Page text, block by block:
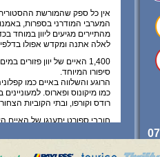
אין כל ספק שהמורשת
המערבי המודרני בספרות,
מהתיירים מגיעים ליוון במוחד
לאלה אתנה ומקדש אפולו
1,400 האיים של יוון
סיפורו המיוחד.
הרוגע והשלווה באיים כמו
כמו מיקונוס ופארוס.
רודס וקורפו, ובתי הקוביות
חובבי ספורט יתענגו של האיים
נלהבים ורוכבי אופני הרים
של האי הגדול במדינה, כרתים.